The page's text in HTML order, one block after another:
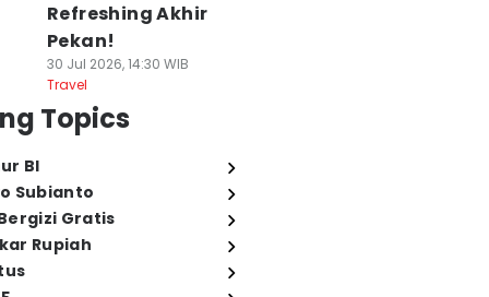
Refreshing Akhir
Pekan!
30 Jul 2026, 14:30 WIB
Travel
Topics
BI
Subianto
Gratis
Rupiah